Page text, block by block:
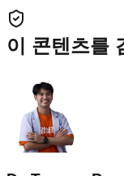
이 콘텐츠를